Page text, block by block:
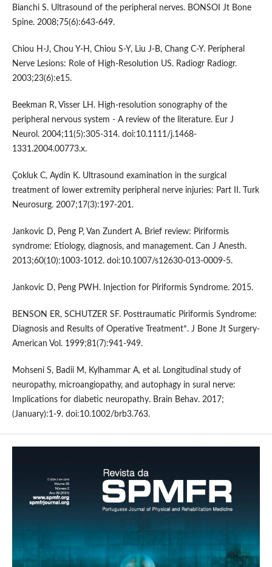
Bianchi S. Ultrasound of the peripheral nerves. BONSOI Jt Bone
Spine. 2008;75(6):643-649.
Chiou H-J, Chou Y-H, Chiou S-Y, Liu J-B, Chang C-Y. Peripheral
Nerve Lesions: Role of High-Resolution US. Radiogr Radiogr.
2003;23(6):e15.
Beekman R, Visser LH. High-resolution sonography of the
peripheral nervous system - A review of the literature. Eur J
Neurol. 2004;11(5):305-314. doi:10.1111/j.1468-
1331.2004.00773.x.
Çokluk C, Aydin K. Ultrasound examination in the surgical
treatment of lower extremity peripheral nerve injuries: Part II. Turk
Neurosurg. 2007;17(3):197-201.
Jankovic D, Peng P, Van Zundert A. Brief review: Piriformis
syndrome: Etiology, diagnosis, and management. Can J Anesth.
2013;60(10):1003-1012. doi:10.1007/s12630-013-0009-5.
Jankovic D, Peng PWH. Injection for Piriformis Syndrome. 2015.
BENSON ER, SCHUTZER SF. Posttraumatic Piriformis Syndrome:
Diagnosis and Results of Operative Treatment*. J Bone Jt Surgery-
American Vol. 1999;81(7):941-949.
Mohseni S, Badii M, Kylhammar A, et al. Longitudinal study of
neuropathy, microangiopathy, and autophagy in sural nerve:
Implications for diabetic neuropathy. Brain Behav. 2017;
(January):1-9. doi:10.1002/brb3.763.